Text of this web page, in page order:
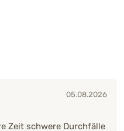
05.08.2026
Zeit schwere Durchfälle